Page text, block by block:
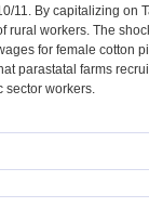
11. By capitalizing on
workers. The
for female cotton
parastatal farms
sector workers.